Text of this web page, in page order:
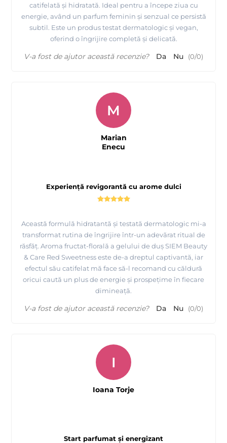
catifelată și hidratată. Ideal pentru a începe ziua cu
energie, având un parfum feminin și senzual ce persistă
subtil. Este un produs testat dermatologic și vegan,
oferind o îngrijire completă și delicată.
V-a fost de ajutor această recenzie? Da Nu (0/0)
Experiență revigorantă cu arome dulci
Această formulă hidratantă și testată dermatologic mi-a
transformat rutina de îngrijire într-un adevărat ritual de
răsfăț. Aroma fructat-florală a gelului de duș SIEM Beauty
& Care Red Sweetness este de-a dreptul captivantă, iar
efectul său catifelat mă face să-l recomand cu căldură
oricui caută un plus de energie și prospețime în fiecare
dimineață.
M
Marian
Enecu
V-a fost de ajutor această recenzie? Da Nu (0/0)
Start parfumat și energizant
I
Ioana Torje